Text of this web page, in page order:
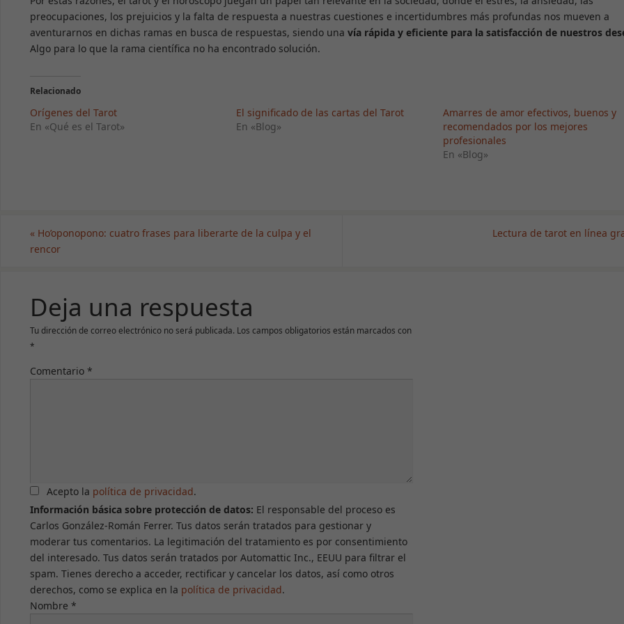
preocupaciones, los prejuicios y la falta de respuesta a nuestras cuestiones e incertidumbres más profundas nos mueven a
aventurarnos en dichas ramas en busca de respuestas, siendo una vía rápida y eficiente para la satisfacción de nuestros
Algo para lo que la rama científica no ha encontrado solución.
Relacionado
Orígenes del Tarot
En «Qué es el Tarot»
El significado de las cartas del Tarot
En «Blog»
Amarres de amor efectivos, buenos y
recomendados por los mejores
profesionales
En «Blog»
« Ho’oponopono: cuatro frases para liberarte de la culpa y el
rencor
Lectura de tarot en línea
Deja una respuesta
Tu dirección de correo electrónico no será publicada. Los campos obligatorios están marcados con
*
Comentario *
Acepto la política de privacidad.
Información básica sobre protección de datos: El responsable del proceso es
Carlos González-Román Ferrer. Tus datos serán tratados para gestionar y
moderar tus comentarios. La legitimación del tratamiento es por consentimiento
del interesado. Tus datos serán tratados por Automattic Inc., EEUU para filtrar el
spam. Tienes derecho a acceder, rectificar y cancelar los datos, así como otros
derechos, como se explica en la política de privacidad.
Nombre *
Son necesarias
para que la
web funcione
podamos